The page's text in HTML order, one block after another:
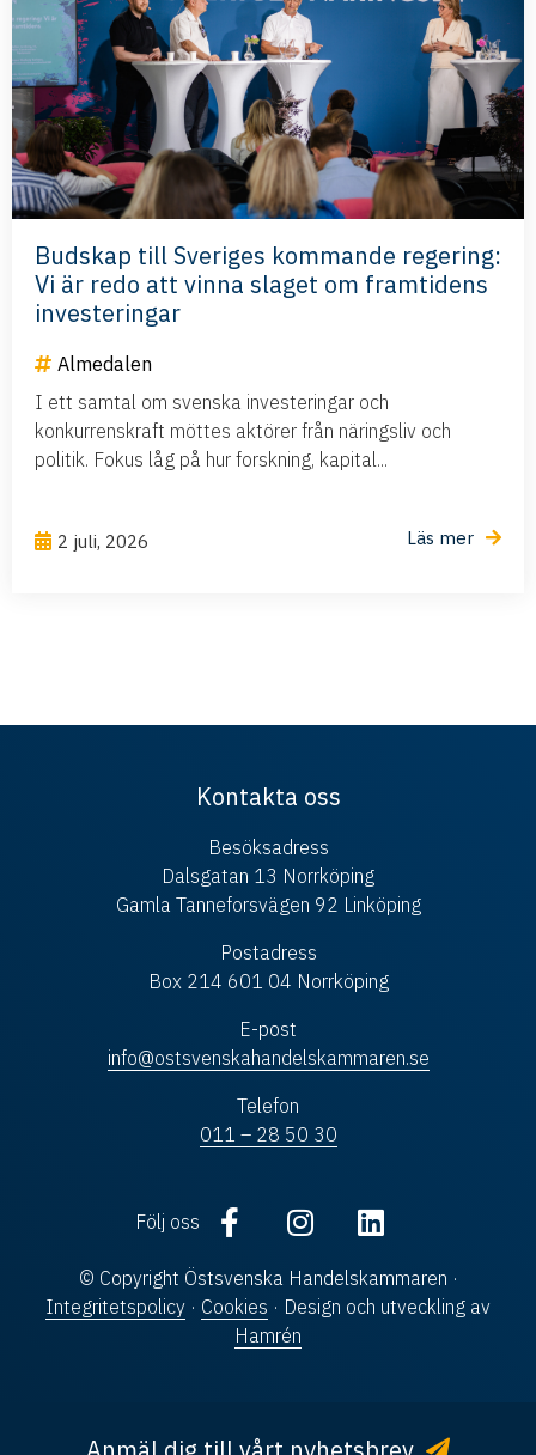
Budskap till Sveriges kommande regering:
Vi är redo att vinna slaget om framtidens
investeringar
Almedalen
I ett samtal om svenska investeringar och
konkurrenskraft möttes aktörer från näringsliv och
politik. Fokus låg på hur forskning, kapital...
2 juli, 2026 Läs mer
Kontakta oss
Besöksadress
Dalsgatan 13 Norrköping
Gamla Tanneforsvägen 92 Linköping
Postadress
Box 214 601 04 Norrköping
E-post
info@ostsvenskahandelskammaren.se
Telefon
011 – 28 50 30
Följ oss
© Copyright Östsvenska Handelskammaren ·
Integritetspolicy · Cookies · Design och utveckling av
Hamrén